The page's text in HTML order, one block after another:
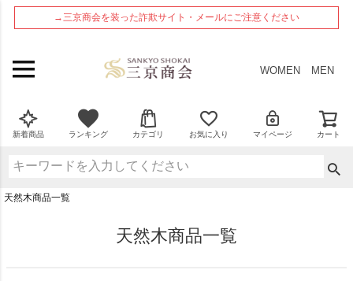
→三京商会を装った詐欺サイト・メールにご注意ください
WOMEN MEN
新着商品 ランキング カテゴリ お気に入り マイページ カート
天然木商品一覧
天然木商品一覧
在庫なし商品
在庫なし商品を表示しない
新着順
価格が安い順
ペー